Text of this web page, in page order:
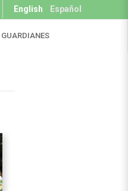
English Español
GUARDIANES